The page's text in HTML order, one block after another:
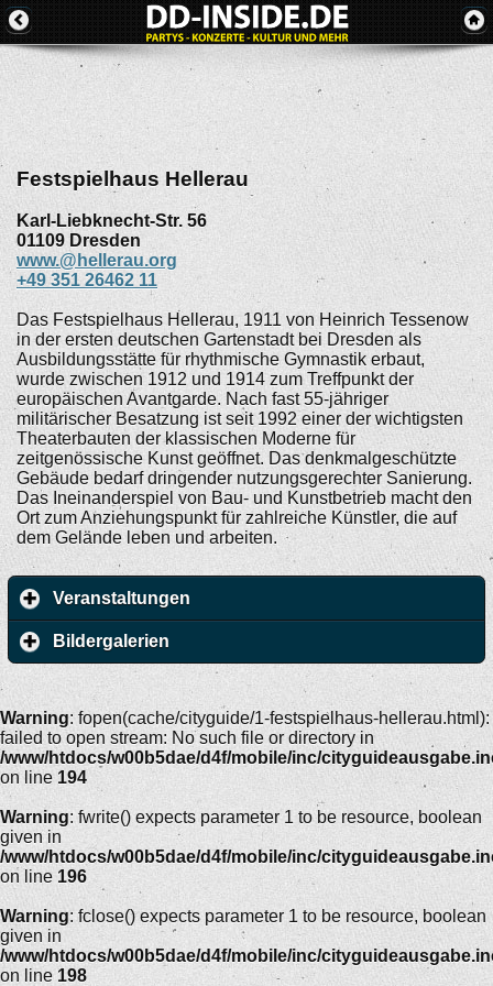
Festspielhaus Hellerau
Karl-Liebknecht-Str. 56
01109 Dresden
www.@hellerau.org
+49 351 26462 11
Das Festspielhaus Hellerau, 1911 von Heinrich Tessenow
in der ersten deutschen Gartenstadt bei Dresden als
Ausbildungsstätte für rhythmische Gymnastik erbaut,
wurde zwischen 1912 und 1914 zum Treffpunkt der
europäischen Avantgarde. Nach fast 55-jähriger
militärischer Besatzung ist seit 1992 einer der wichtigsten
Theaterbauten der klassischen Moderne für
zeitgenössische Kunst geöffnet. Das denkmalgeschützte
Gebäude bedarf dringender nutzungsgerechter Sanierung.
Das Ineinanderspiel von Bau- und Kunstbetrieb macht den
Ort zum Anziehungspunkt für zahlreiche Künstler, die auf
dem Gelände leben und arbeiten.
Veranstaltungen
Bildergalerien
Warning: fopen(cache/cityguide/1-festspielhaus-hellerau.html):
failed to open stream: No such file or directory in
/www/htdocs/w00b5dae/d4f/mobile/inc/
on line 194
Warning: fwrite() expects parameter 1 to be resource, boolean
given in
/www/htdocs/w00b5dae/d4f/mobile/inc/
on line 196
Warning: fclose() expects parameter 1 to be resource, boolean
given in
/www/htdocs/w00b5dae/d4f/mobile/inc/
on line 198